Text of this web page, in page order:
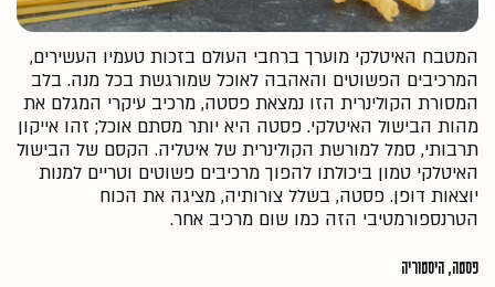
צור קשר
המטבח האיטלקי מוערך ברחבי העולם בזכות טעמיו העשירים,
המרכיבים הפשוטים והאהבה לאוכל שמורגשת בכל מנה. בלב
המסורת הקולינרית הזו נמצאת פסטה, מרכיב עיקרי המגלם את
מהות הבישול האיטלקי. פסטה היא יותר מסתם אוכל; זהו אייקון
תרבותי, סמל למורשת הקולינרית של איטליה. הקסם של הבישול
האיטלקי טמון ביכולתו להפוך מרכיבים פשוטים וטריים למנות
יוצאות דופן. פסטה, בשלל צורותיה, מציגה את הכוח
הטרנספורמטיבי הזה כמו שום מרכיב אחר.
פסטה, היסטוריה